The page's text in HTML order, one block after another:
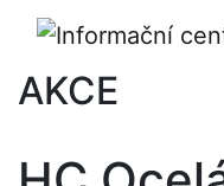
AKCE